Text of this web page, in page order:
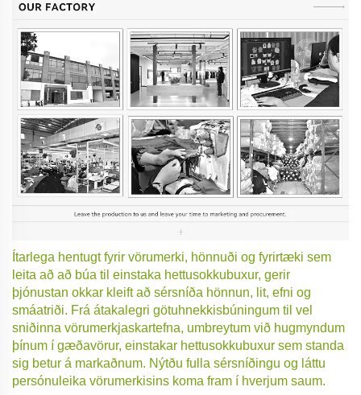
Ítarlega hentugt fyrir vörumerki, hönnuði og fyrirtæki sem
leita að að búa til einstaka hettusokkubuxur, gerir
þjónustan okkar kleift að sérsníða hönnun, lit, efni og
smáatriði. Frá átakalegri götuhnekkisbúningum til vel
sniðinna vörumerkjaskartefna, umbreytum við hugmyndum
þínum í gæðavörur, einstakar hettusokkubuxur sem standa
sig betur á markaðnum. Nýtðu fulla sérsníðingu og láttu
persónuleika vörumerkisins koma fram í hverjum saum.